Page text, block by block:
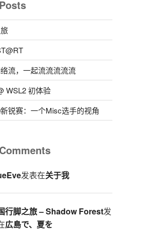
流，一起流流流流流
WSL2 初体验
锐赛：一个Misc选手的视角
发表在关于我
行脚之旅 – Shadow Forest发
広島で、夏を